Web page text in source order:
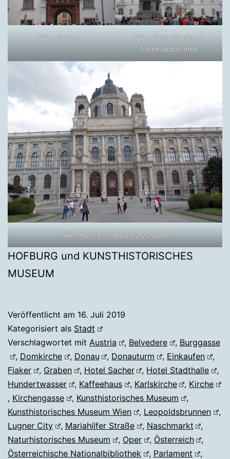
Wien Hofburg
Wien Österreichische
Nationalbibliothek
Wien Kunsthistorisches Museum
HOFBURG und KUNSTHISTORISCHES
MUSEUM
Veröffentlicht am 16. Juli 2019
Kategorisiert als Stadt
Verschlagwortet mit Austria , Belvedere , Burggasse
, Domkirche , Donau , Donauturm , Einkaufen
,
Fiaker
, Graben , Hotel Sacher , Hotel Stadthalle
,
Hundertwasser
, Kaffeehaus , Karlskirche , Kirche
, Kirchengasse , Kunsthistorisches Museum
,
Kunsthistorisches Museum Wien
, Leopoldsbrunnen
,
Lugner City
, Mariahilfer Straße , Naschmarkt
,
Naturhistorisches Museum
, Oper , Österreich
,
Österreichische Nationalbibliothek
, Parlament
,